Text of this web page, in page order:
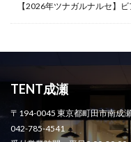
【2026年ツナガルナルセ】
TENT成瀬
〒194-0045 東京都町田市南成
042-785-4541